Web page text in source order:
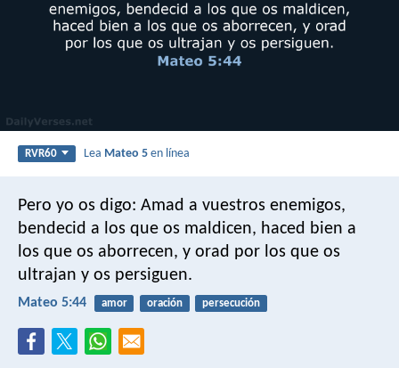
RVR60 Lea Mateo 5 en línea
Pero yo os digo: Amad a vuestros enemigos,
bendecid a los que os maldicen, haced bien a
los que os aborrecen, y orad por los que os
ultrajan y os persiguen.
Mateo 5:44 amor oración persecución